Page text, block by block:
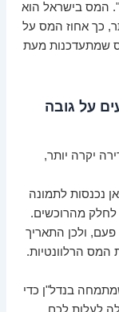
המס בישראל הוא
כך אחוז המס על
שמתעדכנות מעת
על גובה
יקרה יותר,
נכנסות לתמונה
מהרוכשים.
ולכן התאריך
הרלוונטיות.
בנדל"ן כדי
לעלות לכם